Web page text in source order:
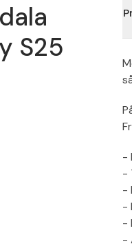
S25
-
-
-
-
-
-